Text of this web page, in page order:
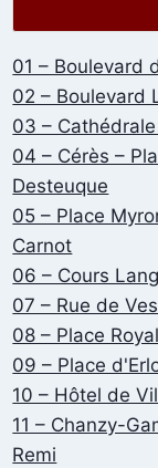
01 – Boulevard
02 – Boulevard
03 –
04 – Cérès –
Desteuque
05 – Place
Carnot
06 – Cours
07 – Rue de
08 – Place
09 – Place
10 – Hôtel de
11 – Chanzy-
Remi